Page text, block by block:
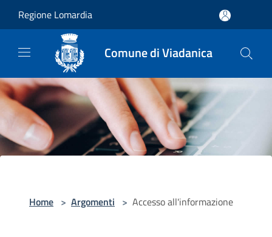
Regione Lomardia
Comune di Viadanica
Home > Argomenti > Accesso all'informazione